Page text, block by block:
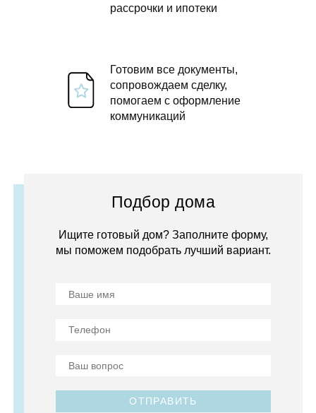
рассрочки и ипотеки
Готовим все документы,
сопровождаем сделку,
помогаем с оформление
коммуникаций
Подбор дома
Ищите готовый дом? Заполните форму,
мы поможем подобрать лучший вариант.
ОТПРАВИТЬ